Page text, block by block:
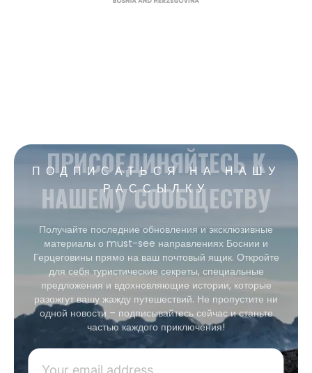
ПОДПИСАТЬСЯ НА НАШУ
РАССЫЛКУ
ПРИСОЕДИНЯЙТЕСЬ К
НАШЕМУ СООБЩЕСТВУ
Получайте последние обновления и эксклюзивные
материалы о must-see направлениях Боснии и
Герцеговины прямо на ваш почтовый ящик. Откройте
для себя туристические секреты, специальные
предложения и вдохновляющие истории, которые
разожгут вашу жажду путешествий. Не пропустите ни
одной новости – подписывайтесь сейчас и станьте
частью каждого приключения!